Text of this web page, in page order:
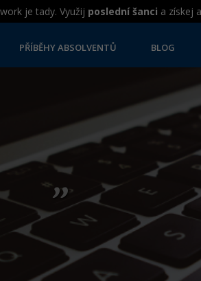
je tady. Využij poslední šanci a získej
PŘÍBĚHY ABSOLVENTŮ BLOG
„